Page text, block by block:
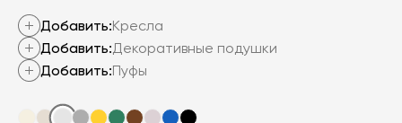
₽.
Добавить:Кресла
Добавить:Декоративные подушки
Добавить:Пуфы